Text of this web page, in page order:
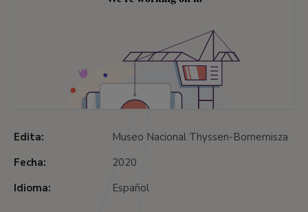
Edita:
Museo Nacional Thyssen-Bornemisza
Fecha:
2020
Idioma:
Español